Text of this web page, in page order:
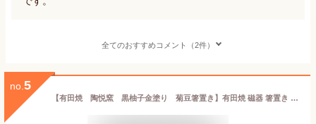
全てのおすすめコメント（2件）
no. 5
【有田焼 陶悦窯 黒柚子金塗り 菊豆箸置き】有田焼 磁器 箸置き スプーンレスト 丸型 菊割 金 豆皿 薬味皿 おしゃれ 和食器 ギフト 引き出物 内祝い プレゼント